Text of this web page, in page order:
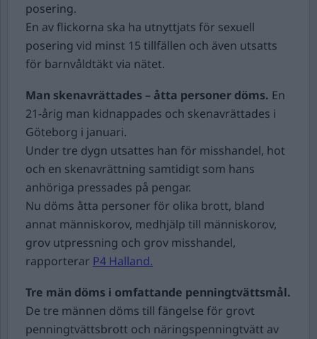
posering.
En av flickorna ska ha utnyttjats för sexuell
posering vid minst 15 tillfällen och även utsatts
för barnvåldtäkt via nätet.
Man skenavrättades – åtta personer döms. En
21-årig man kidnappades och skenavrättades i
Göteborg i januari.
Under tre dygn utsattes han för misshandel, hot
och en skenavrättning samtidigt som hans
anhöriga pressades på pengar.
Nu döms åtta personer för olika brott, bland
annat människorov, medhjälp till människorov,
grov utpressning och grov misshandel,
rapporterar P4 Halland.
Tre män döms i omfattande penningtvättsmål.
De tre männen döms till fängelse för grovt
penningtvättsbrott och näringspenningtvätt av